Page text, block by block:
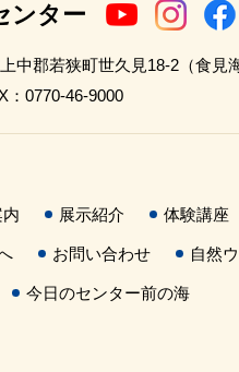
ンター
中郡若狭町世久見18-2（食見
0770-46-9000
展示紹介 体験講座
お問い合わせ 自然
今日のセンター前の海